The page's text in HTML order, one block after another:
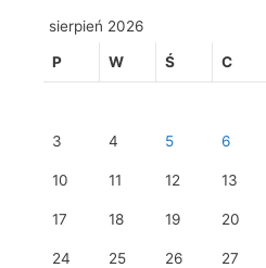
sierpień 2026
P W Ś C
3 4 5 6
10 11 12 13
17 18 19 20
24 25 26 27